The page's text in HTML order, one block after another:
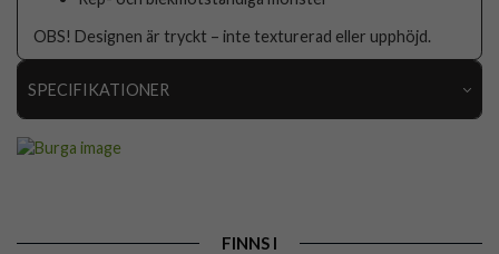
OBS! Designen är tryckt – inte texturerad eller upphöjd.
SPECIFIKATIONER
FINNS I